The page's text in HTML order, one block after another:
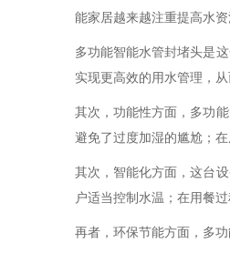
能家居越来越注重提高水
多功能智能水管封堵头是
实现更高效的用水管理，
其次，功能性方面，多功
避免了过度加湿的尴尬；
其次，智能化方面，这台
户适当控制水温；在用餐
再者，环保节能方面，多